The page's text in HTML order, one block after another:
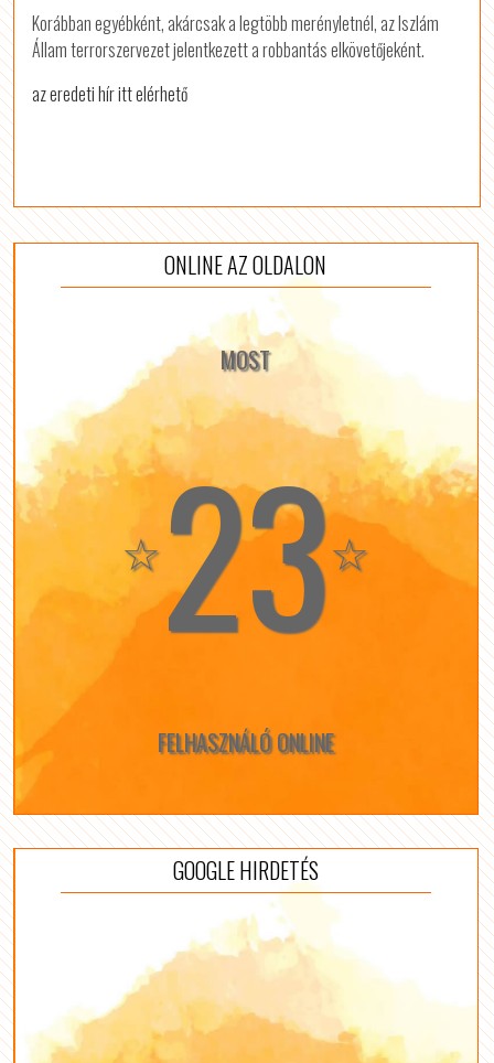
Korábban egyébként, akárcsak a legtöbb merényletnél, az Iszlám
Állam terrorszervezet jelentkezett a robbantás elkövetőjeként.
az eredeti hír itt elérhető
ONLINE AZ OLDALON
MOST
☆23☆
FELHASZNÁLÓ ONLINE
GOOGLE HIRDETÉS